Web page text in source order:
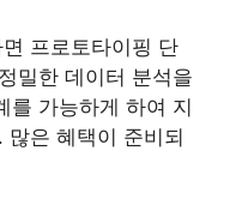
프로토타이핑 단
밀한 데이터 분석을
를 가능하게 하여 지
은 혜택이 준비되